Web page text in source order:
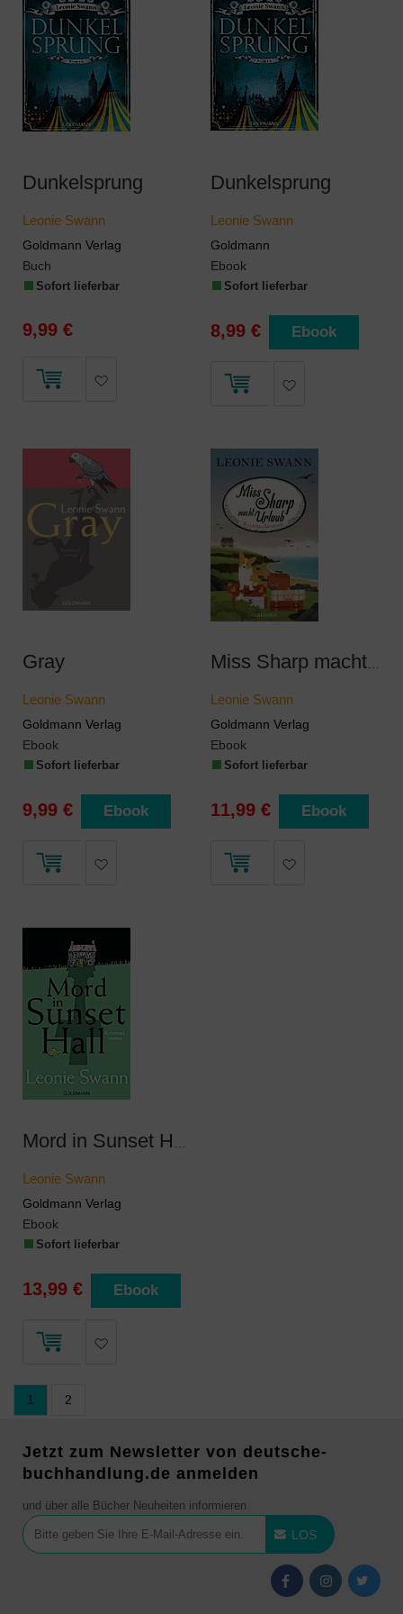
Dunkelsprung
Leonie Swann
Goldmann Verlag
Buch
Sofort lieferbar
9,99 €
Dunkelsprung
Leonie Swann
Goldmann
Ebook
Sofort lieferbar
8,99 € Ebook
Gray
Leonie Swann
Goldmann Verlag
Ebook
Sofort lieferbar
9,99 € Ebook
Miss Sharp macht Urlaub
Leonie Swann
Goldmann Verlag
Ebook
Sofort lieferbar
11,99 € Ebook
Leonie Swann
Goldmann Verlag
Ebook
Sofort lieferbar
13,99 € Ebook
1 2
Jetzt zum Newsletter von deutsche-
buchhandlung.de anmelden
und über alle Bücher Neuheiten informieren
LOS